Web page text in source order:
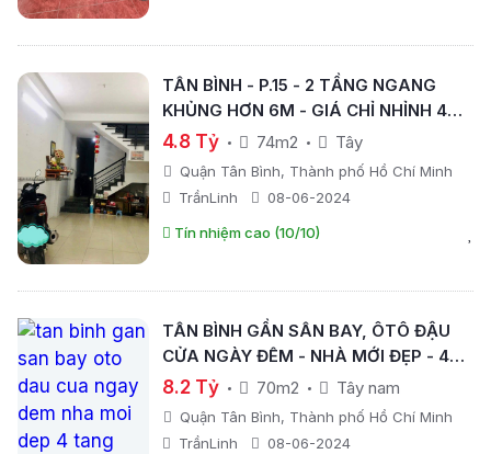
TÂN BÌNH - P.15 - 2 TẦNG NGANG
KHỦNG HƠN 6M - GIÁ CHỈ NHỈNH 4TỶ
.- 74M2 -
4.8 Tỷ 74m2 Tây
Quận Tân Bình, Thành phố Hồ Chí Minh
TrầnLinh
08-06-2024
Tín nhiệm cao (10/10)
TÂN BÌNH GẦN SÂN BAY, ÔTÔ ĐẬU
CỬA NGÀY ĐÊM - NHÀ MỚI ĐẸP - 4
TẦNG - 70M2 - GIÁ CHỈ NHỈNH 8TỶ .
8.2 Tỷ 70m2 Tây nam
Quận Tân Bình, Thành phố Hồ Chí Minh
TrầnLinh
08-06-2024